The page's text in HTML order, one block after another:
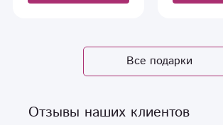
Все подарки
Отзывы наших клиентов